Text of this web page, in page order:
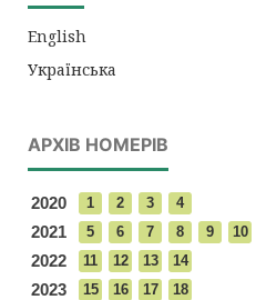
English
Українська
АРХІВ НОМЕРІВ
2020 1 2 3 4
2021 5 6 7 8 9 10
2022 11 12 13 14
2023 15 16 17 18